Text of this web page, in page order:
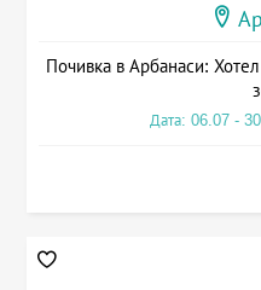
Почивка в Арбанаси:
Дата: 06.07 -